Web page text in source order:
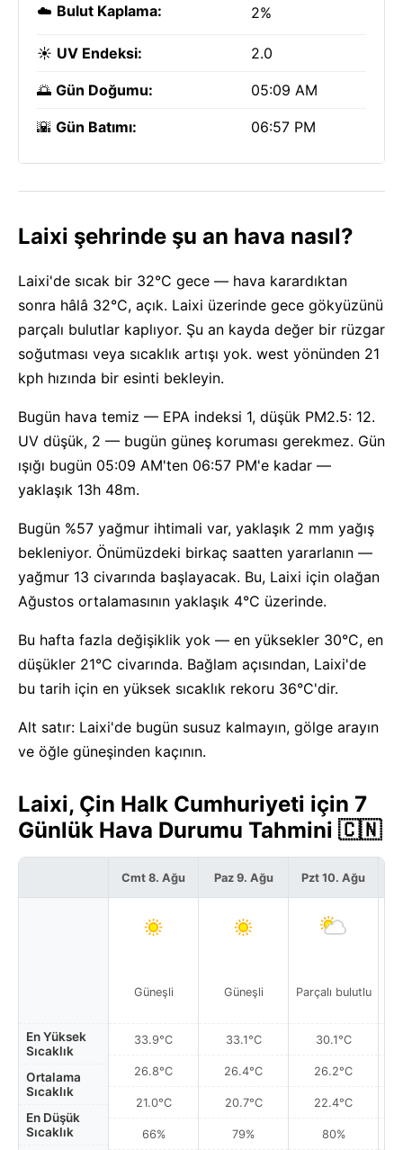
☁️ Bulut Kaplama: 2%
☀️ UV Endeksi: 2.0
🌅 Gün Doğumu: 05:09 AM
🌇 Gün Batımı: 06:57 PM
Laixi şehrinde şu an hava nasıl?
Laixi'de sıcak bir 32°C gece — hava karardıktan
sonra hâlâ 32°C, açık. Laixi üzerinde gece gökyüzünü
parçalı bulutlar kaplıyor. Şu an kayda değer bir rüzgar
soğutması veya sıcaklık artışı yok. west yönünden 21
kph hızında bir esinti bekleyin.
Bugün hava temiz — EPA indeksi 1, düşük PM2.5: 12.
UV düşük, 2 — bugün güneş koruması gerekmez. Gün
ışığı bugün 05:09 AM'ten 06:57 PM'e kadar —
yaklaşık 13h 48m.
Bugün %57 yağmur ihtimali var, yaklaşık 2 mm yağış
bekleniyor. Önümüzdeki birkaç saatten yararlanın —
yağmur 13 civarında başlayacak. Bu, Laixi için olağan
Ağustos ortalamasının yaklaşık 4°C üzerinde.
Bu hafta fazla değişiklik yok — en yüksekler 30°C, en
düşükler 21°C civarında. Bağlam açısından, Laixi'de
bu tarih için en yüksek sıcaklık rekoru 36°C'dir.
Alt satır: Laixi'de bugün susuz kalmayın, gölge arayın
ve öğle güneşinden kaçının.
Laixi, Çin Halk Cumhuriyeti için 7
Günlük Hava Durumu Tahmini 🇨🇳
En Yüksek
Sıcaklık
Ortalama
Sıcaklık
En Düşük
Sıcaklık
Cmt 8. Ağu
Güneşli
33.9°C
26.8°C
21.0°C
66%
Paz 9. Ağu
Güneşli
33.1°C
26.4°C
20.7°C
79%
Pzt 10. Ağu
Parçalı bulutlu
30.1°C
26.2°C
22.4°C
80%